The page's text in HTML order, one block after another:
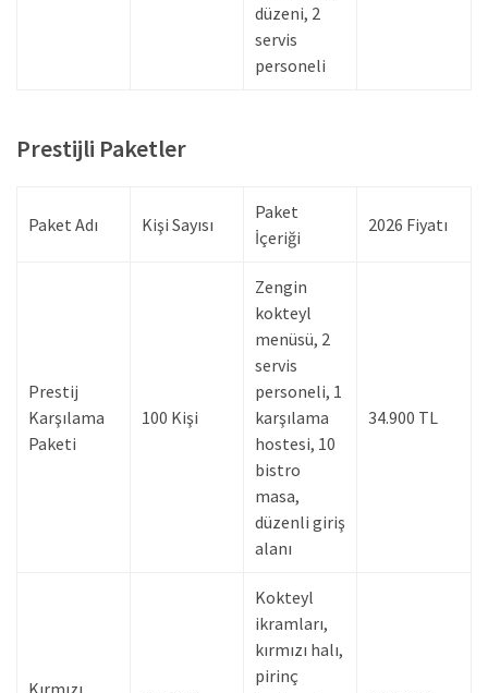
düzeni, 2
servis
personeli
Prestijli Paketler
Paket Adı Kişi Sayısı
Paket
İçeriği
2026 Fiyatı
Prestij
Karşılama
Paketi
100 Kişi
Zengin
kokteyl
menüsü, 2
servis
personeli, 1
karşılama
hostesi, 10
bistro
masa,
düzenli giriş
alanı
34.900 TL
Kırmızı
Kokteyl
ikramları,
kırmızı halı,
pirinç